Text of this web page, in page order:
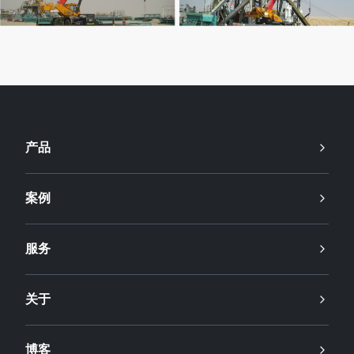
产品
案例
服务
关于
博客